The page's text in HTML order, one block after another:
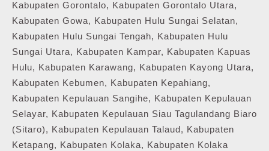
Kabupaten Gorontalo, Kabupaten Gorontalo Utara,
Kabupaten Gowa, Kabupaten Hulu Sungai Selatan,
Kabupaten Hulu Sungai Tengah, Kabupaten Hulu
Sungai Utara, Kabupaten Kampar, Kabupaten Kapuas
Hulu, Kabupaten Karawang, Kabupaten Kayong Utara,
Kabupaten Kebumen, Kabupaten Kepahiang,
Kabupaten Kepulauan Sangihe, Kabupaten Kepulauan
Selayar, Kabupaten Kepulauan Siau Tagulandang Biaro
(Sitaro), Kabupaten Kepulauan Talaud, Kabupaten
Ketapang, Kabupaten Kolaka, Kabupaten Kolaka